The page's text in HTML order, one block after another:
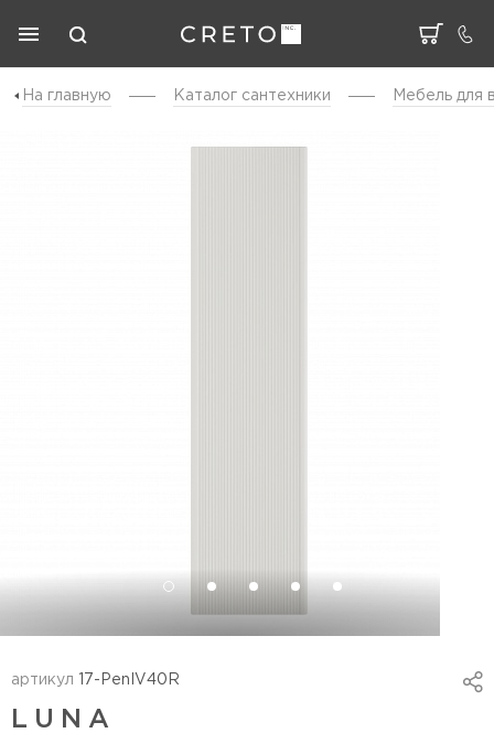
На главную Каталог cантехники Мебель для
артикул 17-PenIV40R
LUNA